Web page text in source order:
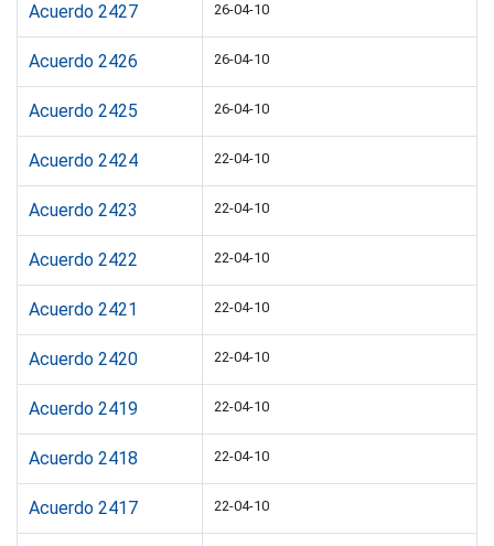
Acuerdo 2427 26-04-10
Acuerdo 2426 26-04-10
Acuerdo 2425 26-04-10
Acuerdo 2424 22-04-10
Acuerdo 2423 22-04-10
Acuerdo 2422 22-04-10
Acuerdo 2421 22-04-10
Acuerdo 2420 22-04-10
Acuerdo 2419 22-04-10
Acuerdo 2418 22-04-10
Acuerdo 2417 22-04-10